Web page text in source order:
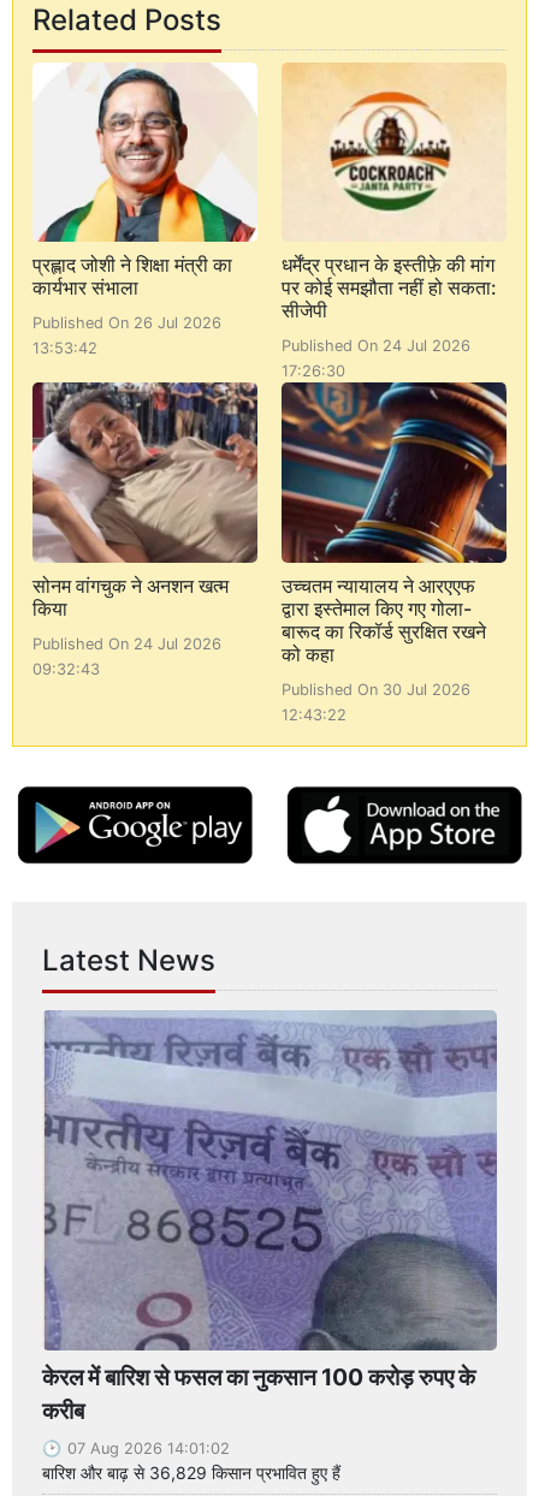
Related Posts
प्रह्लाद जोशी ने शिक्षा मंत्री का
कार्यभार संभाला
Published On 26 Jul 2026
13:53:42
धर्मेंद्र प्रधान के इस्तीफ़े की मांग
पर कोई समझौता नहीं हो सकता:
सीजेपी
Published On 24 Jul 2026
17:26:30
सोनम वांगचुक ने अनशन खत्म
किया
Published On 24 Jul 2026
09:32:43
उच्चतम न्यायालय ने आरएएफ
द्वारा इस्तेमाल किए गए गोला-
बारूद का रिकॉर्ड सुरक्षित रखने
को कहा
Published On 30 Jul 2026
12:43:22
Latest News
केरल में बारिश से फसल का नुकसान 100 करोड़ रुपए के
करीब
07 Aug 2026 14:01:02
बारिश और बाढ़ से 36,829 किसान प्रभावित हुए हैं